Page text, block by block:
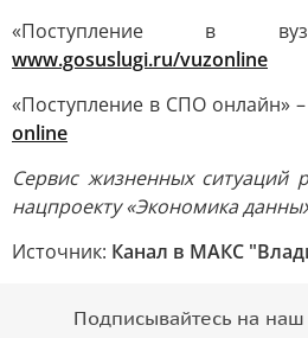
«Поступление в
www.gosuslugi.ru/vuzonline
«Поступление в СПО онлайн» –
online
Сервис жизненных ситуаций
нацпроекту «Экономика
Источник: Канал в МАКС
Подписывайтесь на